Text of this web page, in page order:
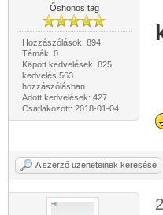
Őshonos tag
Hozzászólások: 894
Témák: 0
Kapott kedvelések: 825
kedvelés 563
hozzászólásban
Adott kedvelések: 427
Csatlakozott: 2018-01-04
A szerző üzeneteinek keresése